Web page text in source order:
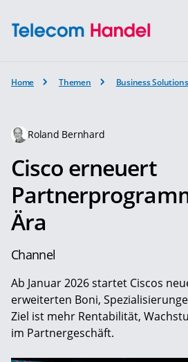
Home Themen Business Solutions
Roland Bernhard
Cisco erneuert
Ära
Channel
Ab Januar 2026 startet Ciscos
erweiterten Boni,
Ziel ist mehr Rentabilität,
im Partnergeschäft.